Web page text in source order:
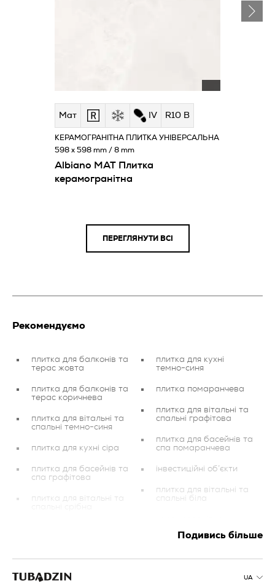
Мат IV R10 B
Albiano MAT Плитка
керамогранітна
КЕРАМОГРАНІТНА ПЛИТКА УНІВЕРСАЛЬНА
598 x 598 mm / 8 mm
ПЕРЕГЛЯНУТИ ВСІ
Рекомендуємо
плитка для балконів та
терас жовта
плитка для балконів та
терас коричнева
плитка для вітальні та
спальні темно-синя
плитка для кухні сіра
плитка для басейнів та
спа графітова
плитка для вітальні та
плитка для кухні
плитка для кухні
темно-синя
плитка помаранчева
плитка для вітальні та
спальні графітова
плитка для басейнів та
спа помаранчева
інвестиційні об’єкти
плитка для вітальні та
спальні біла
кімнати бежева
плитка для вітальні та
Подивись більше
UA